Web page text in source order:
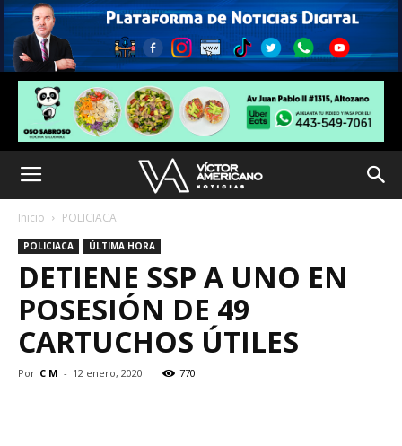
Inicio POLICIACA
POLICIACA ÚLTIMA HORA
DETIENE SSP A UNO EN
POSESIÓN DE 49
CARTUCHOS ÚTILES
Por C M - 12 enero, 2020 770